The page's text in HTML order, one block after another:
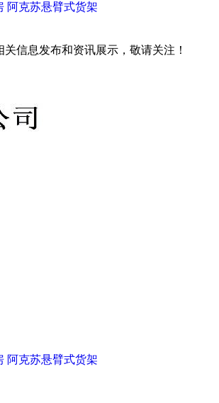
阿克苏悬臂式货架
信息发布和资讯展示，敬请关注！
阿克苏悬臂式货架